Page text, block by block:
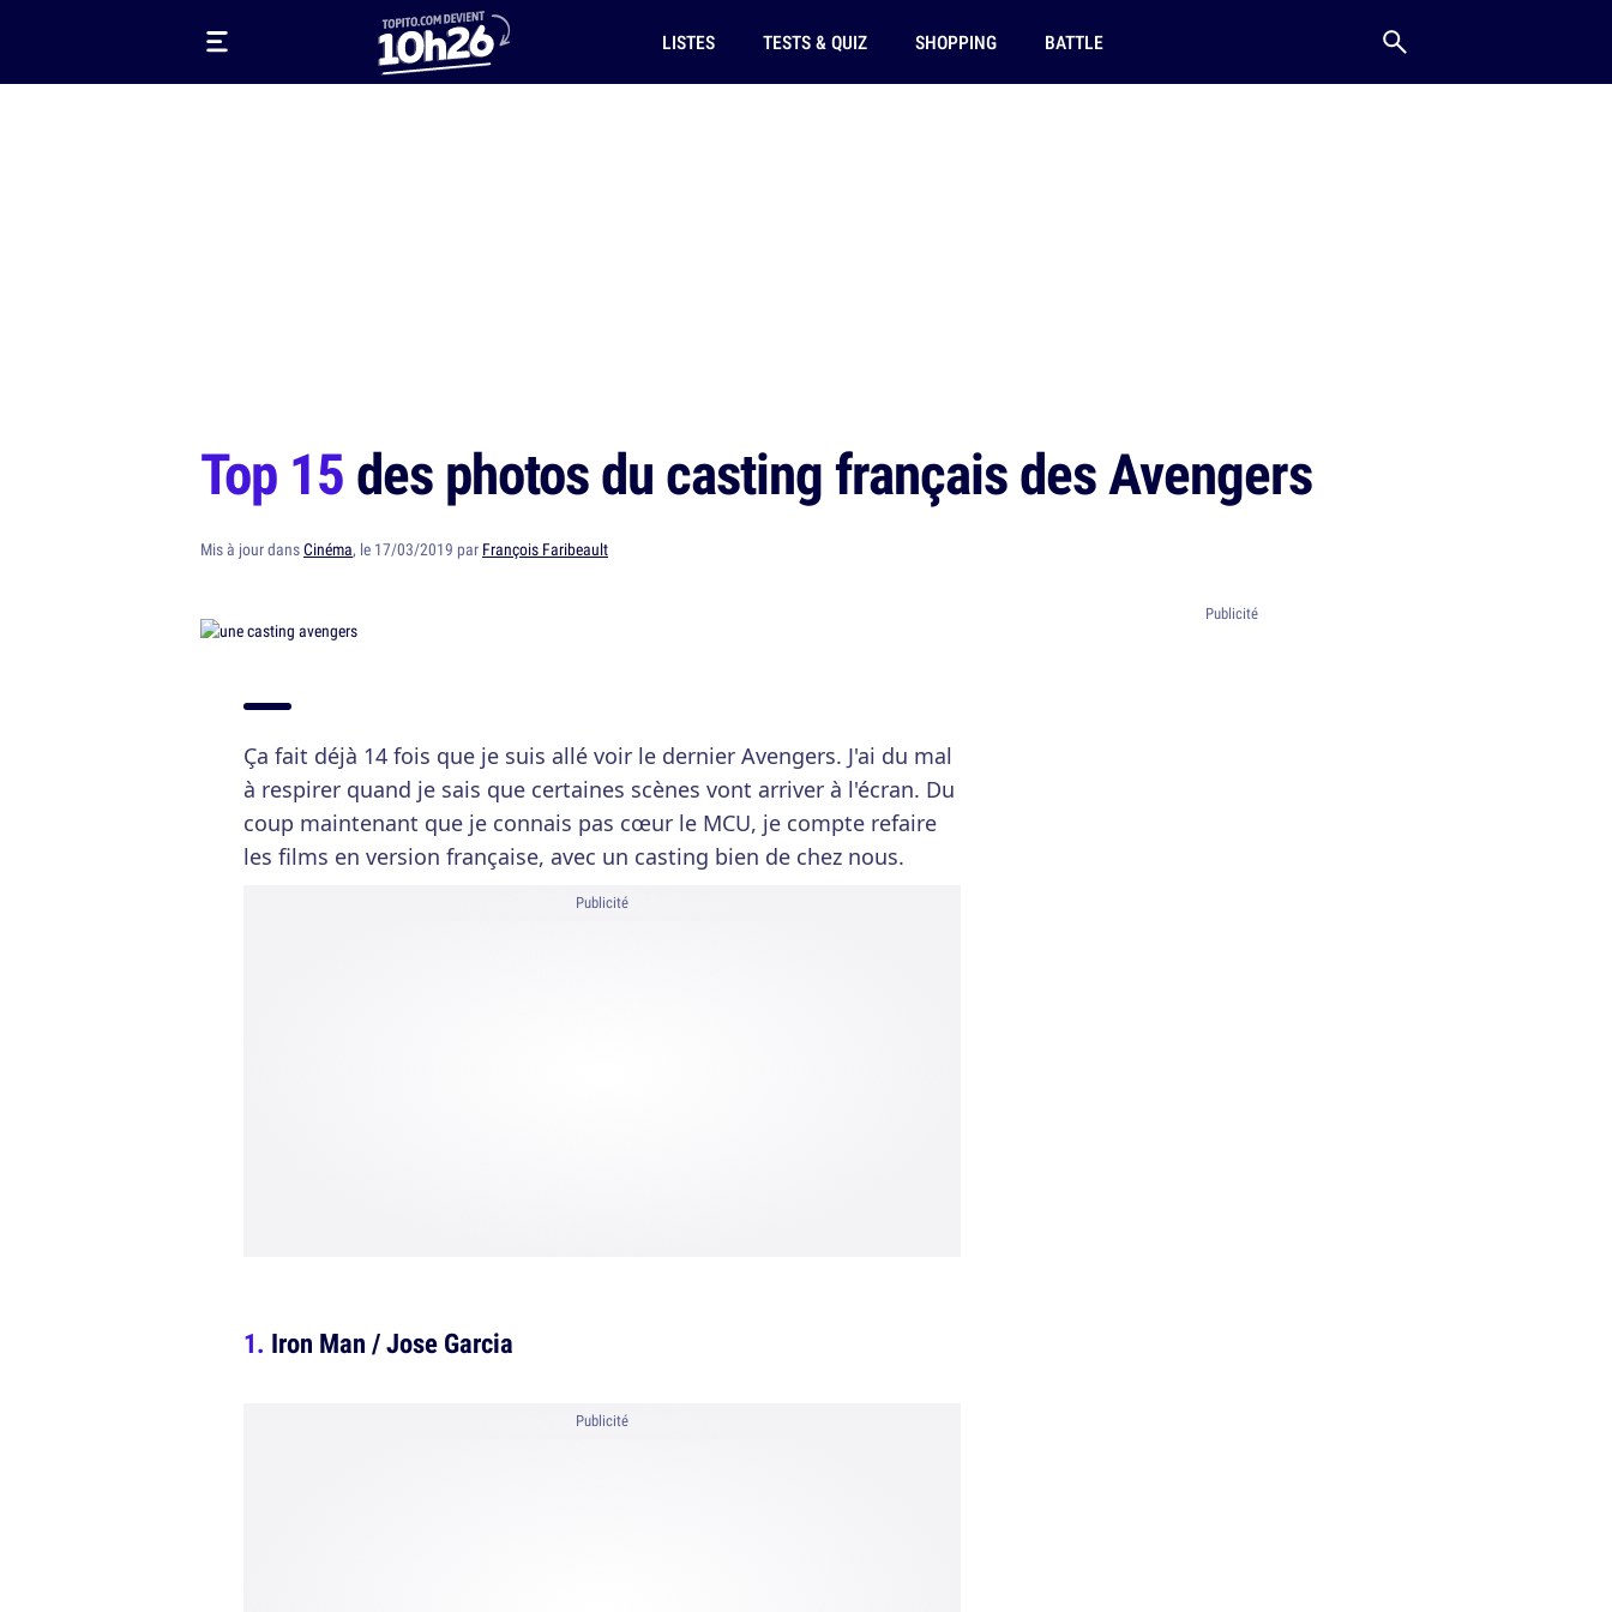
LISTES TESTS & QUIZ SHOPPING BATTLE
Top 15des photos du casting français des Avengers
Mis à jour dansCinéma, le 17/03/2019 par François Faribeault
Ça fait déjà 14 fois que je suis allé voir le dernier Avengers. J'ai du mal
à respirer quand je sais que certaines scènes vont arriver à l'écran. Du
coup maintenant que je connais pas cœur le MCU, je compte refaire
les films en version française, avec un casting bien de chez nous.
Publicité
Iron Man / Jose Garcia
Publicité